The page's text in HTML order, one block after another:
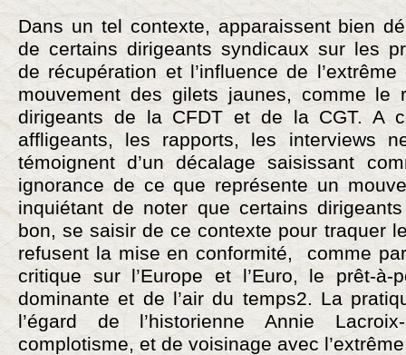
Dans un tel contexte, apparaissent bien
de certains dirigeants syndicaux sur les
de récupération et l’influence de
mouvement des gilets jaunes, comme le
dirigeants de la CFDT et de la CGT. A
affligeants, les rapports, les interviews
témoignent d’un décalage saisissant
ignorance de ce que représente un
inquiétant de noter que certains
bon, se saisir de ce contexte pour traquer
refusent la mise en conformité, comme
critique sur l’Europe et l’Euro, le prêt-à-
dominante et de l’air du temps2. La
l’égard de l’historienne Annie
complotisme, et de voisinage avec